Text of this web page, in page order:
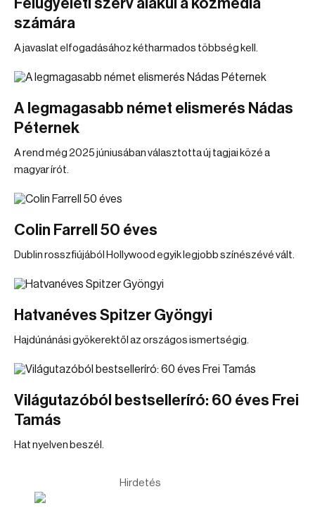
Felügyeleti szerv alakul a közmédia
számára
A javaslat elfogadásához kétharmados többség kell.
A legmagasabb német elismerés Nádas
Péternek
A rend még 2025 júniusában választotta új tagjai közé a
magyar írót.
Colin Farrell 50 éves
Dublin rosszfiújából Hollywood egyik legjobb színészévé vált.
Hatvanéves Spitzer Gyöngyi
Hajdúnánási gyökerektől az országos ismertségig.
Világutazóból bestselleríró: 60 éves Frei
Tamás
Hat nyelven beszél.
Hirdetés